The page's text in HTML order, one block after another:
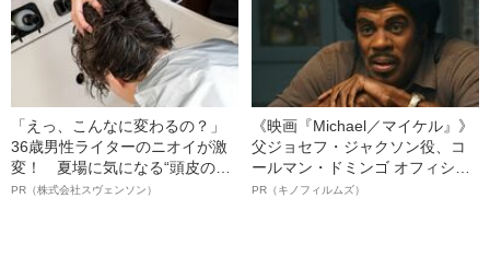
「えっ、こんなに変わるの？」
36歳男性ライターのニオイが激
変！ 夏場に気になる“頭皮のニ
オイ”や“ベタつき”を解消す
PR（株式会社スヴェンソン）
《映画『Michael／マイケル』》
父ジョセフ・ジャクソン役、コ
ールマン・ドミンゴ オフィシャ
ルインタビュー“観客を魅了した
PR（キノフィルムズ）